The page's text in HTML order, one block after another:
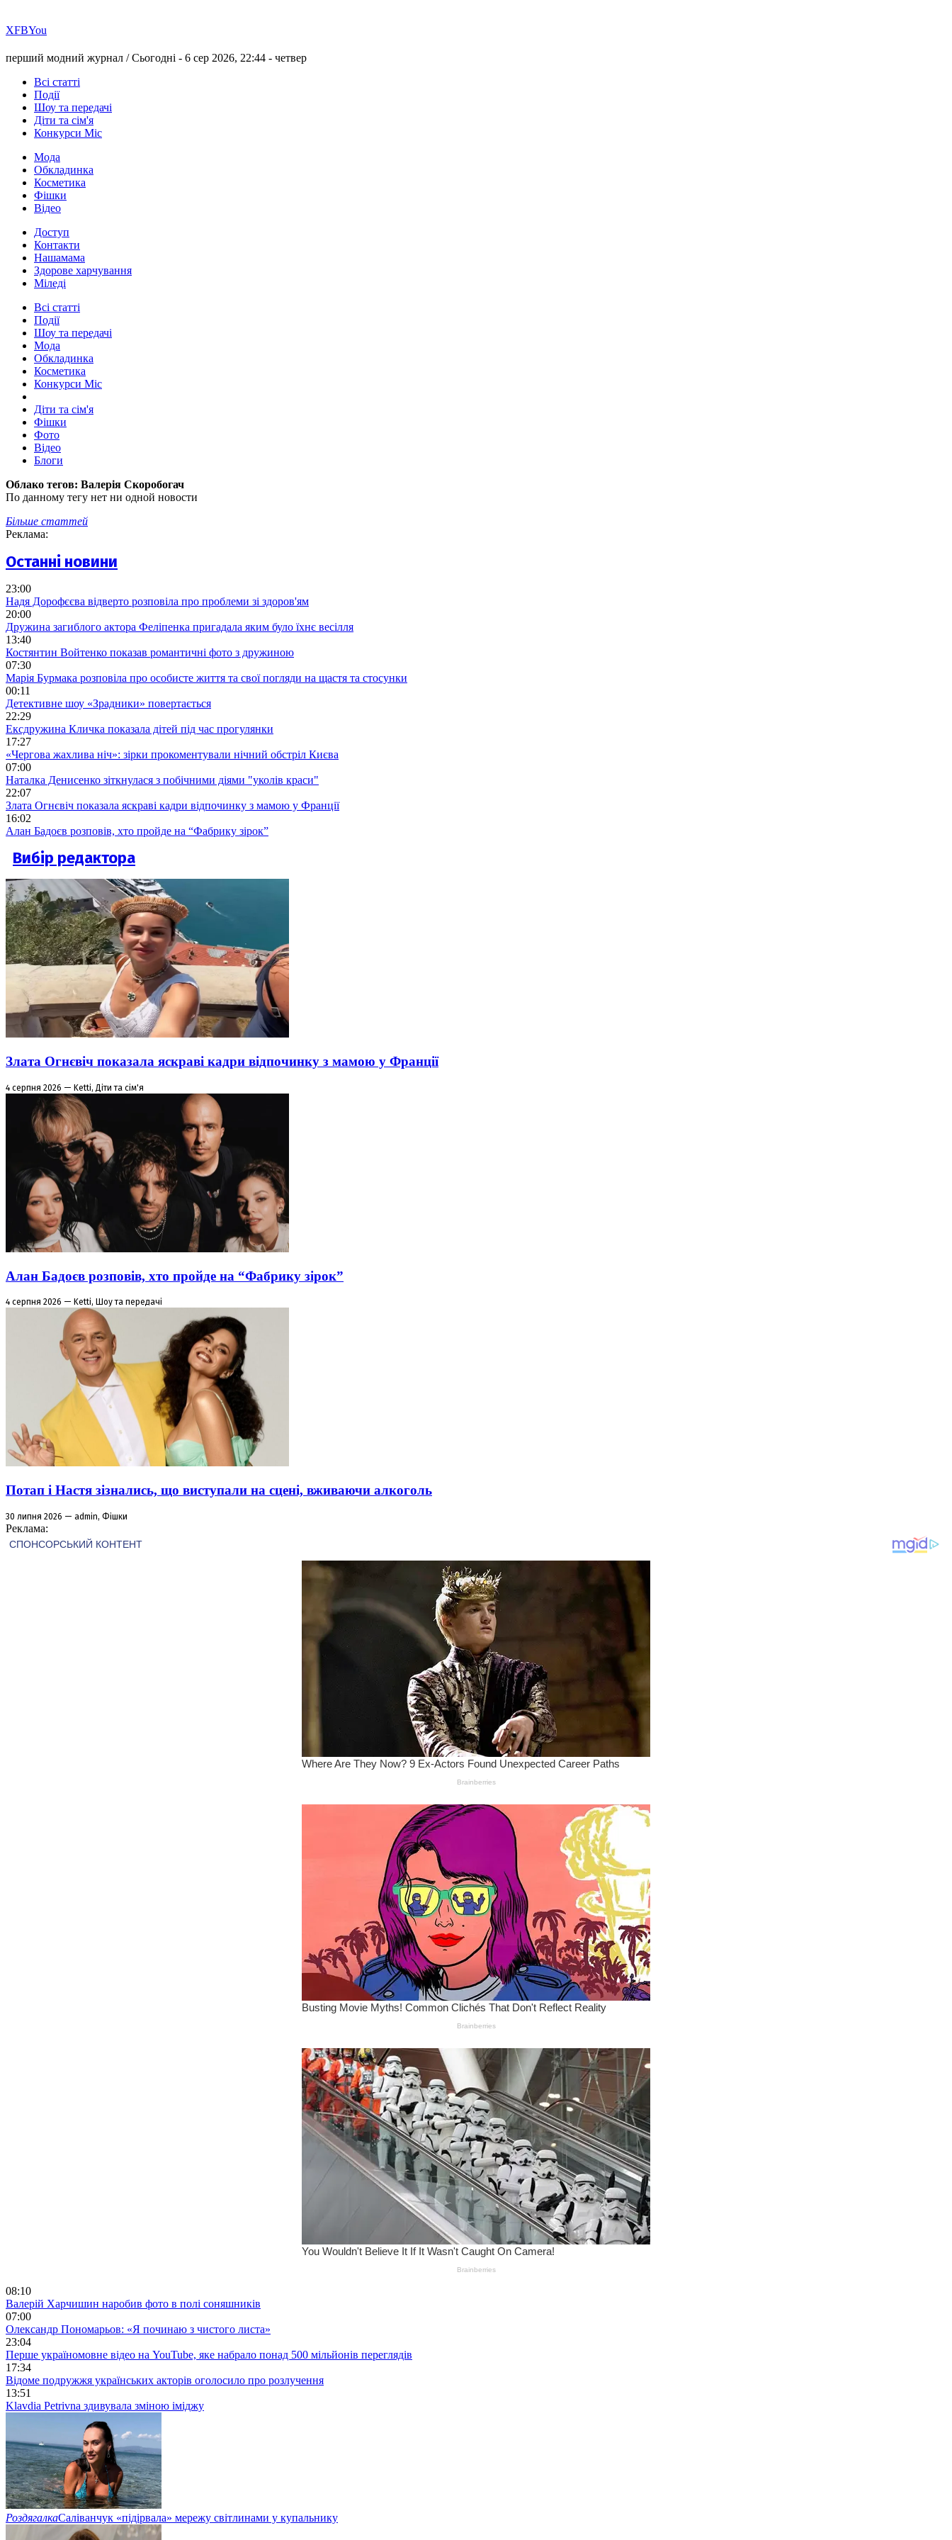
ХFBYou
перший модний журнал /Сьогодні - 6 сер 2026, 22:44 - четвер
Всі статті
Події
Шоу та передачі
Діти та сім'я
Конкурси Міс
Мода
Обкладинка
Косметика
Фішки
Відео
Доступ
Контакти
Нашамама
Здорове харчування
Міледі
Всі статті
Події
Шоу та передачі
Мода
Обкладинка
Косметика
Конкурси Міс
Діти та сім'я
Фішки
Фото
Відео
Блоги
Облако тегов: Валерія Скоробогач
По данному тегу нет ни одной новости
Більше статтей
Реклама:
Останні новини
23:00
Надя Дорофєєва відверто розповіла про проблеми зі здоров'ям
20:00
Дружина загиблого актора Феліпенка пригадала яким було їхнє весілля
13:40
Костянтин Войтенко показав романтичні фото з дружиною
07:30
Марія Бурмака розповіла про особисте життя та свої погляди на щастя та стосунки
00:11
Детективне шоу «Зрадники» повертається
22:29
Ексдружина Кличка показала дітей під час прогулянки
17:27
«Чергова жахлива ніч»: зірки прокоментували нічний обстріл Києва
07:00
Наталка Денисенко зіткнулася з побічними діями "уколів краси"
22:07
Злата Огнєвіч показала яскраві кадри відпочинку з мамою у Франції
16:02
Алан Бадоєв розповів, хто пройде на “Фабрику зірок”
Вибір редактора
Злата Огнєвіч показала яскраві кадри відпочинку з мамою у Франції
4 серпня 2026 — Ketti, Діти та сім'я
Алан Бадоєв розповів, хто пройде на “Фабрику зірок”
4 серпня 2026 — Ketti, Шоу та передачі
Потап і Настя зізнались, що виступали на сцені, вживаючи алкоголь
30 липня 2026 — admin, Фішки
Реклама:
08:10
Валерій Харчишин наробив фото в полі соняшників
07:00
Олександр Пономарьов: «Я починаю з чистого листа»
23:04
Перше україномовне відео на YouTube, яке набрало понад 500 мільйонів переглядів
17:34
Відоме подружжя українських акторів оголосило про розлучення
13:51
Klavdia Petrivna здивувала зміною іміджу
РоздягалкаСаліванчук «підірвала» мережу світлинами у купальнику